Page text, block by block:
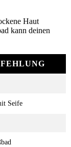
Haut
kann deinen
Seife